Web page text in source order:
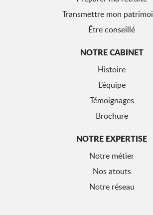
Transmettre mon
Être conseillé
NOTRE CABINET
Histoire
L’équipe
Témoignages
Brochure
NOTRE EXPERTISE
Notre métier
Nos atouts
Notre réseau